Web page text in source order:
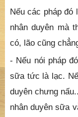
Nếu các pháp đó
nhân duyên mà
có, lão cũng
- Nếu nói pháp
sữa tức là lạc.
duyên chưng
nhân duyên sữa